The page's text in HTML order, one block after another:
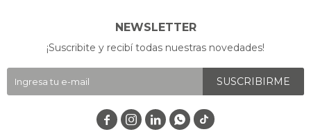
NEWSLETTER
¡Suscribite y recibí todas nuestras novedades!
SUSCRIBIRME
   